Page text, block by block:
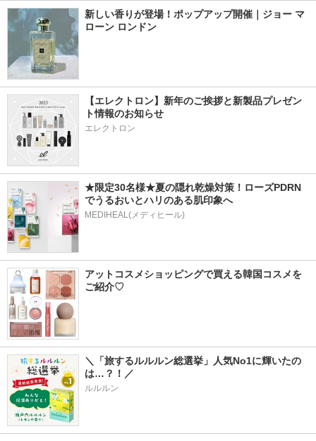
新しい香りが登場！ポップアップ開催｜ジョー マ
ローン ロンドン
【エレクトロン】新年のご挨拶と新製品プレゼン
ト情報のお知らせ
エレクトロン
★限定30名様★夏の隠れ乾燥対策！ローズPDRN
でうるおいとハリのある肌印象へ
MEDIHEAL(メディヒール)
アットコスメショッピングで買える韓国コスメを
ご紹介♡
＼「旅するルルルン総選挙」人気No1に輝いたの
は…？！／
ルルルン